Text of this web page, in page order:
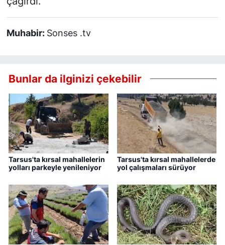
Muhabir: Sonses .tv
Bunlar da ilginizi çekebilir
Tarsus'ta kırsal mahallelerin
yolları parkeyle yenileniyor
Tarsus'ta kırsal mahallelerde
yol çalışmaları sürüyor